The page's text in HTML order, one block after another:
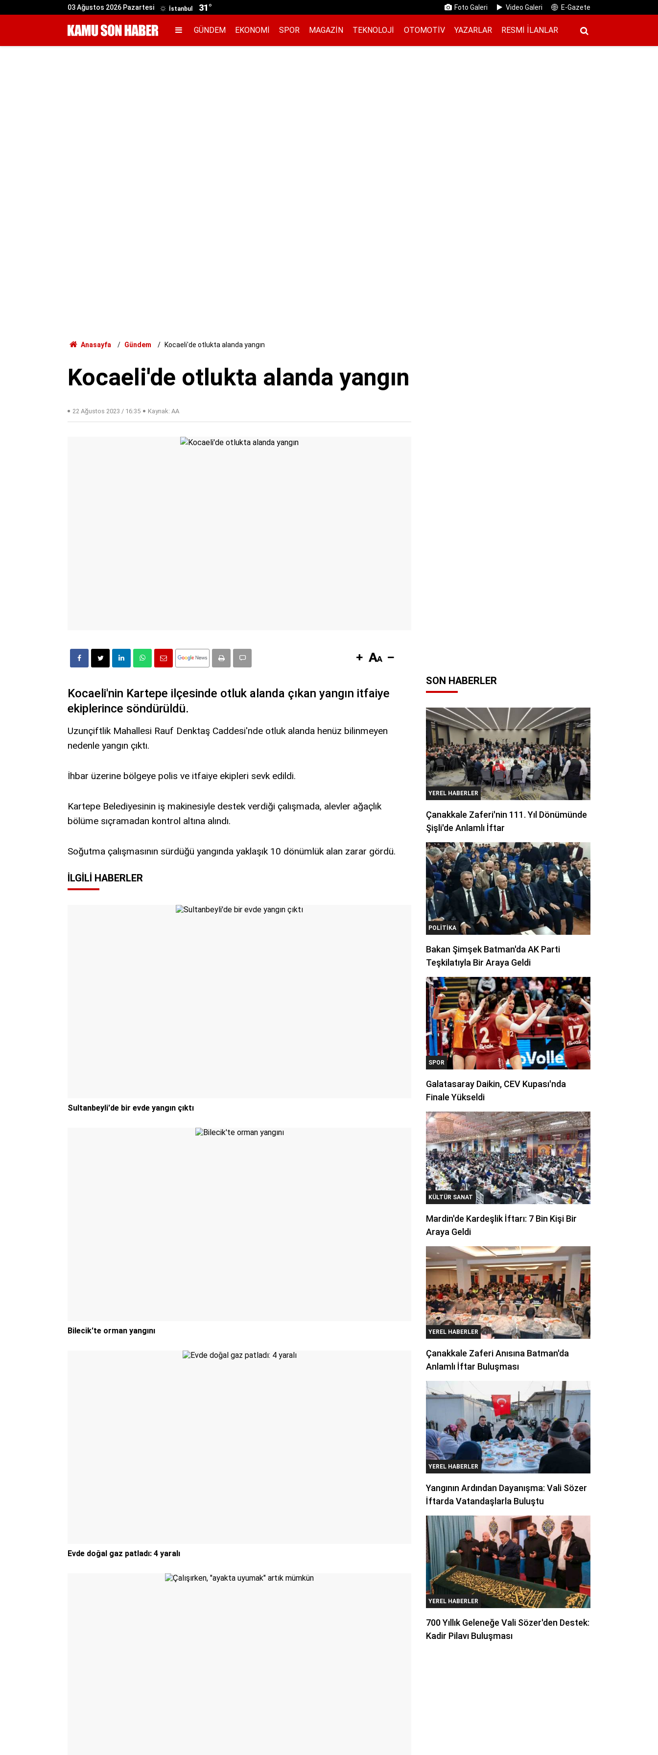
03 Ağustos 2026 Pazartesi İstanbul 31° Foto Galeri Video Galeri E-Gazete
GÜNDEM EKONOMI SPOR MAGAZIN TEKNOLOJI OTOMOTIV YAZARLAR RESMI İ̇LANLAR
Anasayfa Gündem Kocaeli'de otlukta alanda yangın
Kocaeli'de otlukta alanda yangın
22 Ağustos 2023 / 16:35 Kaynak: AA
Kocaeli'nin Kartepe ilçesinde otluk alanda çıkan yangın itfaiye
ekiplerince söndürüldü.
Uzunçiftlik Mahallesi Rauf Denktaş Caddesi'nde otluk alanda henüz bilinmeyen
nedenle yangın çıktı.
İhbar üzerine bölgeye polis ve itfaiye ekipleri sevk edildi.
Kartepe Belediyesinin iş makinesiyle destek verdiği çalışmada, alevler ağaçlık
bölüme sıçramadan kontrol altına alındı.
Soğutma çalışmasının sürdüğü yangında yaklaşık 10 dönümlük alan zarar gördü.
İLGILI HABERLER
Sultanbeyli'de bir evde yangın çıktı
Bilecik'te orman yangını
Evde doğal gaz patladı: 4 yaralı
SON HABERLER
YEREL HABERLER
Çanakkale Zaferi'nin 111. Yıl Dönümünde
Şişli'de Anlamlı İftar
POLITIKA
Bakan Şimşek Batman'da AK Parti
Teşkilatıyla Bir Araya Geldi
SPOR
Galatasaray Daikin, CEV Kupası'nda
Finale Yükseldi
KÜLTÜR SANAT
Mardin'de Kardeşlik İftarı: 7 Bin Kişi Bir
Araya Geldi
YEREL HABERLER
Çanakkale Zaferi Anısına Batman'da
Anlamlı İftar Buluşması
YEREL HABERLER
Yangının Ardından Dayanışma: Vali Sözer
İftarda Vatandaşlarla Buluştu
YEREL HABERLER
700 Yıllık Geleneğe Vali Sözer'den Destek:
Kadir Pilavı Buluşması